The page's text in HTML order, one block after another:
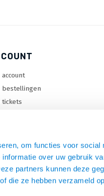
om functies voor social
over uw gebruik
partners kunnen deze
die ze hebben verzameld
account
bestellingen
tickets